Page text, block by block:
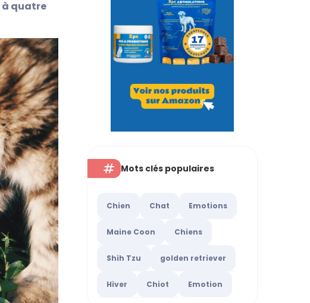
à quatre
Mots clés populaires
Chien Chat Emotions
Maine Coon Chiens
Shih Tzu golden retriever
Hiver Chiot Emotion